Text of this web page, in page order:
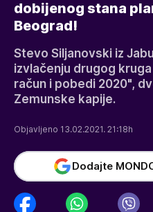
dobijenog stana
Beograd!
Stevo Siljanovski iz
izvlačenju drugog
račun i pobedi 2020",
Zemunske kapije.
Objavljeno 13.02.2021. 21:18h
Dodajte